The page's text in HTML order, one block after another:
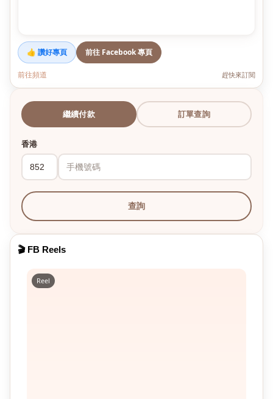
👍 讚好專頁 前往 Facebook 專頁
前往頻道 趕快來訂閱
繼續付款 訂單查詢
香港
查詢
🎬 FB Reels
Reel